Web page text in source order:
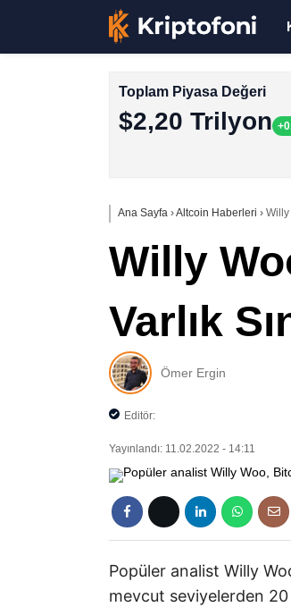
Toplam Piyasa Değeri
$2,20 Trilyon
Ana Sayfa ›Altcoin Haberleri › Willy
Willy
Varlık
Ömer Ergin
Editör:
Yayınlandı: 11.02.2022 - 14:11
Popüler analist Willy
mevcut seviyelerden